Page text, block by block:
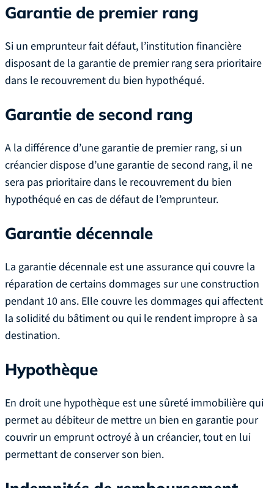
Garantie de premier rang
Si un emprunteur fait défaut, l’institution financière
disposant de la garantie de premier rang sera prioritaire
dans le recouvrement du bien hypothéqué.
Garantie de second rang
A la différence d’une garantie de premier rang, si un
créancier dispose d’une garantie de second rang, il ne
sera pas prioritaire dans le recouvrement du bien
hypothéqué en cas de défaut de l’emprunteur.
Garantie décennale
La garantie décennale est une assurance qui couvre la
réparation de certains dommages sur une construction
pendant 10 ans. Elle couvre les dommages qui affectent
la solidité du bâtiment ou qui le rendent impropre à sa
destination.
Hypothèque
En droit une hypothèque est une sûreté immobilière qui
permet au débiteur de mettre un bien en garantie pour
couvrir un emprunt octroyé à un créancier, tout en lui
permettant de conserver son bien.